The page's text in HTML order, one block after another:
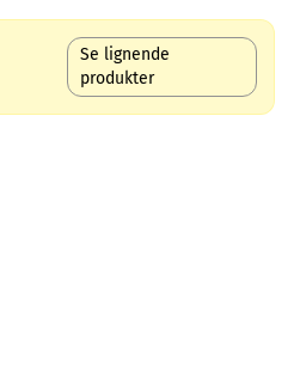
Se lignende
produkter